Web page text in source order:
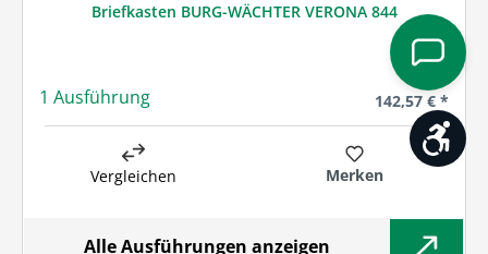
Briefkasten BURG-WÄCHTER VERONA 844
1 Ausführung Regulärer
142,57 € *
Vergleichen Merken
Alle Ausführungen anzeigen